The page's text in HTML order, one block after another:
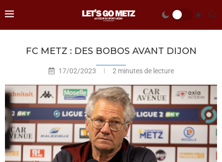
FC METZ : DES BOBOS AVANT DIJON
17/02/2023 2 minutes de lecture